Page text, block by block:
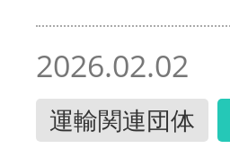
2026.02.02
運輸関連団体